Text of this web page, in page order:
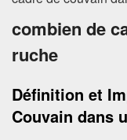
combien de
ruche
Définition et
Couvain dans